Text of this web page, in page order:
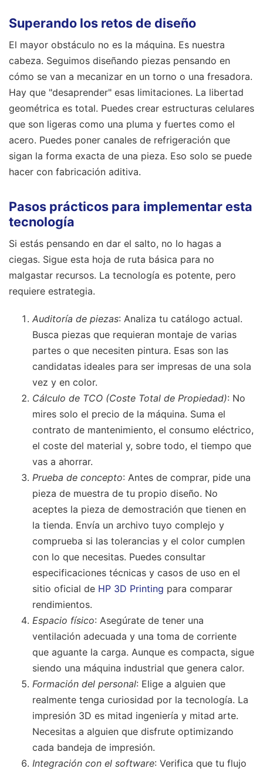
Superando los retos de diseño
El mayor obstáculo no es la máquina. Es nuestra
cabeza. Seguimos diseñando piezas pensando en
cómo se van a mecanizar en un torno o una fresadora.
Hay que "desaprender" esas limitaciones. La libertad
geométrica es total. Puedes crear estructuras celulares
que son ligeras como una pluma y fuertes como el
acero. Puedes poner canales de refrigeración que
sigan la forma exacta de una pieza. Eso solo se puede
hacer con fabricación aditiva.
Pasos prácticos para implementar esta
tecnología
Si estás pensando en dar el salto, no lo hagas a
ciegas. Sigue esta hoja de ruta básica para no
malgastar recursos. La tecnología es potente, pero
requiere estrategia.
Auditoría de piezas: Analiza tu catálogo actual.
Busca piezas que requieran montaje de varias
partes o que necesiten pintura. Esas son las
candidatas ideales para ser impresas de una sola
vez y en color.
Cálculo de TCO (Coste Total de Propiedad): No
mires solo el precio de la máquina. Suma el
contrato de mantenimiento, el consumo eléctrico,
el coste del material y, sobre todo, el tiempo que
vas a ahorrar.
Prueba de concepto: Antes de comprar, pide una
pieza de muestra de tu propio diseño. No
aceptes la pieza de demostración que tienen en
la tienda. Envía un archivo tuyo complejo y
comprueba si las tolerancias y el color cumplen
con lo que necesitas. Puedes consultar
especificaciones técnicas y casos de uso en el
sitio oficial de HP 3D Printing para comparar
rendimientos.
Espacio físico: Asegúrate de tener una
ventilación adecuada y una toma de corriente
que aguante la carga. Aunque es compacta, sigue
siendo una máquina industrial que genera calor.
Formación del personal: Elige a alguien que
realmente tenga curiosidad por la tecnología. La
impresión 3D es mitad ingeniería y mitad arte.
Necesitas a alguien que disfrute optimizando
cada bandeja de impresión.
Integración con el software: Verifica que tu flujo